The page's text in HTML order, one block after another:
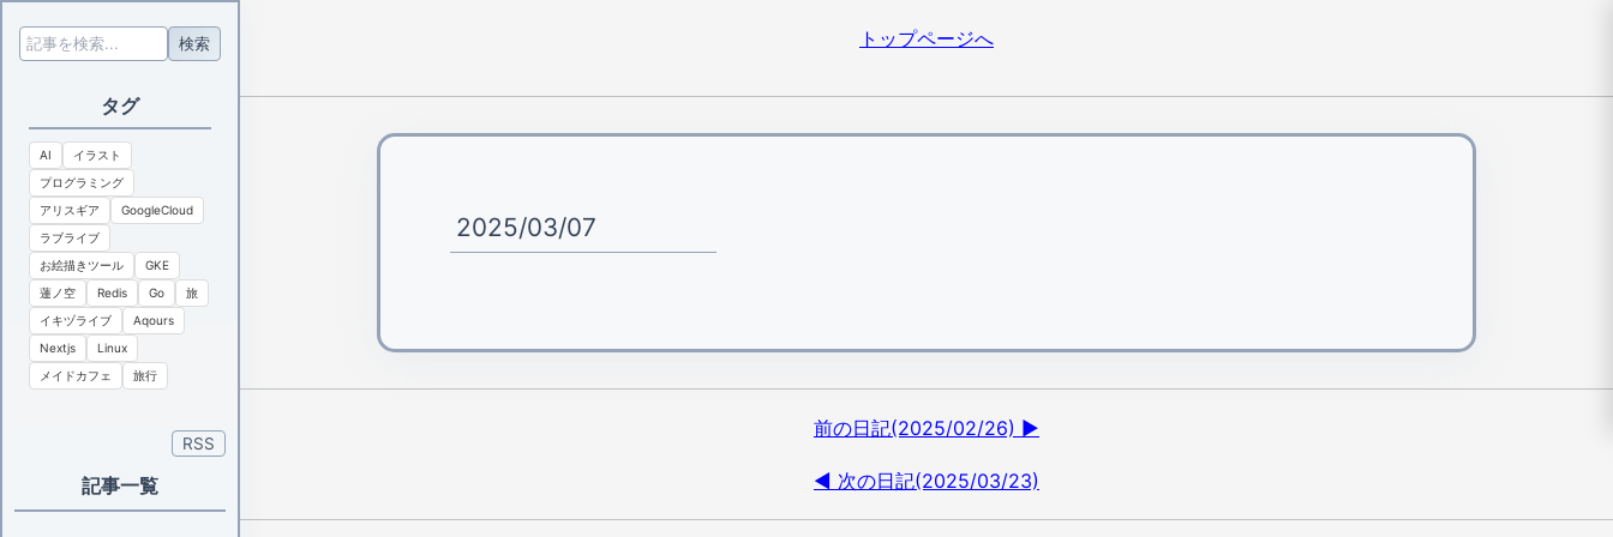
トップページへ
2025/03/07
前の日記(2025/02/26) ▶
◀ 次の日記(2025/03/23)
検索
タグ
AI
イラスト
プログラミング
アリスギア
GoogleCloud
ラブライブ
お絵描きツール
GKE
蓮ノ空
Redis Go
旅
イキヅライブ
Aqours
Nextjs
Linux
メイドカフェ
旅行
RSS
記事一覧